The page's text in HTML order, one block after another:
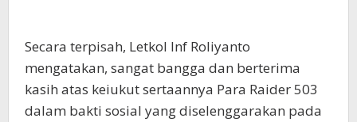
Secara terpisah, Letkol Inf Roliyanto
mengatakan, sangat bangga dan berterima
kasih atas keiukut sertaannya Para Raider 503
dalam bakti sosial yang diselenggarakan pada